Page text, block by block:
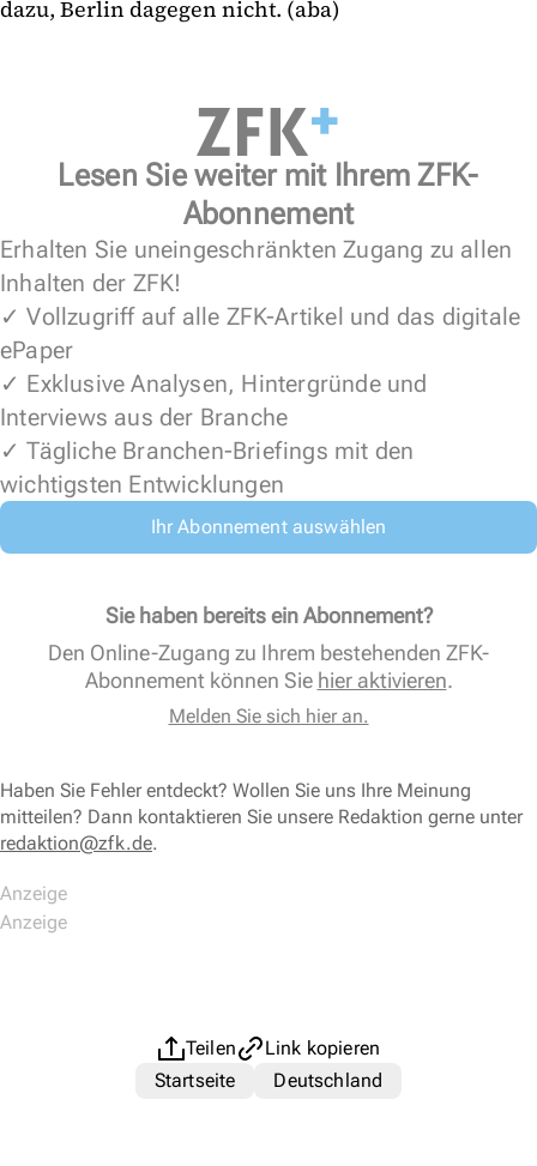
dazu, Berlin dagegen nicht. (aba)
Lesen Sie weiter mit Ihrem ZFK-
Abonnement
Erhalten Sie uneingeschränkten Zugang zu allen
Inhalten der ZFK!
✓ Vollzugriff auf alle ZFK-Artikel und das digitale
ePaper
✓ Exklusive Analysen, Hintergründe und
Interviews aus der Branche
✓ Tägliche Branchen-Briefings mit den
wichtigsten Entwicklungen
Ihr Abonnement auswählen
Sie haben bereits ein Abonnement?
Den Online-Zugang zu Ihrem bestehenden ZFK-
Abonnement können Sie hier aktivieren.
Melden Sie sich hier an.
Haben Sie Fehler entdeckt? Wollen Sie uns Ihre Meinung
mitteilen? Dann kontaktieren Sie unsere Redaktion gerne unter
redaktion@zfk.de.
Teilen
Link kopieren
Startseite
Deutschland